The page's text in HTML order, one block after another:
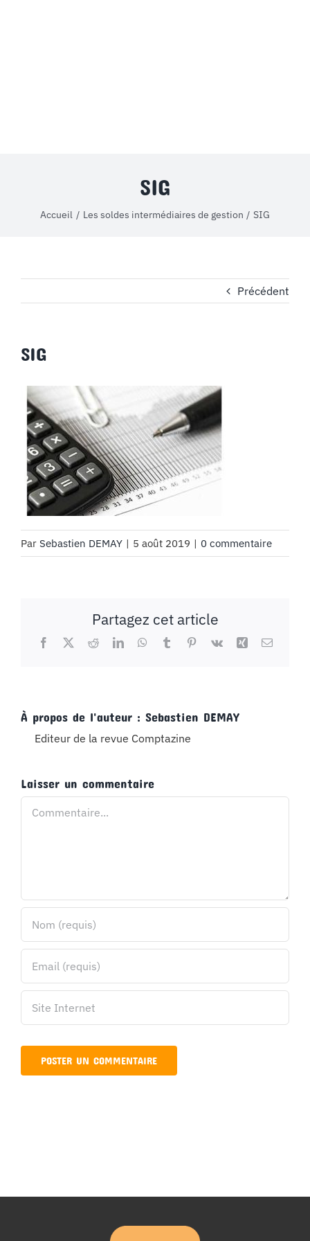
SIG
Accueil Les soldes intermédiaires de gestion SIG
Précédent
SIG
Par Sebastien DEMAY | 5 août 2019 | 0 commentaire
Partagez cet article
Facebook
X RedditLinkedInWhatsApp
TumblrPinterest
Vk Xing Email
À propos de l'auteur : Sebastien DEMAY
Editeur de la revue Comptazine
Laisser un commentaire
Commentaire